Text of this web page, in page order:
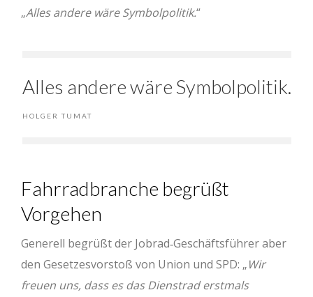
„Alles andere wäre Symbolpolitik.“
Alles andere wäre Symbolpolitik.
HOLGER TUMAT
Fahrradbranche begrüßt
Vorgehen
Generell begrüßt der Jobrad‐Geschäftsführer aber
den Gesetzesvorstoß von Union und SPD: „Wir
freuen uns, dass es das Dienstrad erstmals